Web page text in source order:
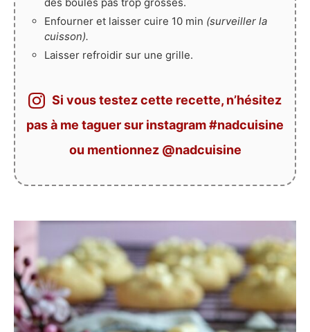
Enfourner et laisser cuire 10 min (surveiller la
cuisson).
Laisser refroidir sur une grille.
Si vous testez cette recette, n’hésitez
pas à me taguer sur instagram #nadcuisine
ou mentionnez @nadcuisine